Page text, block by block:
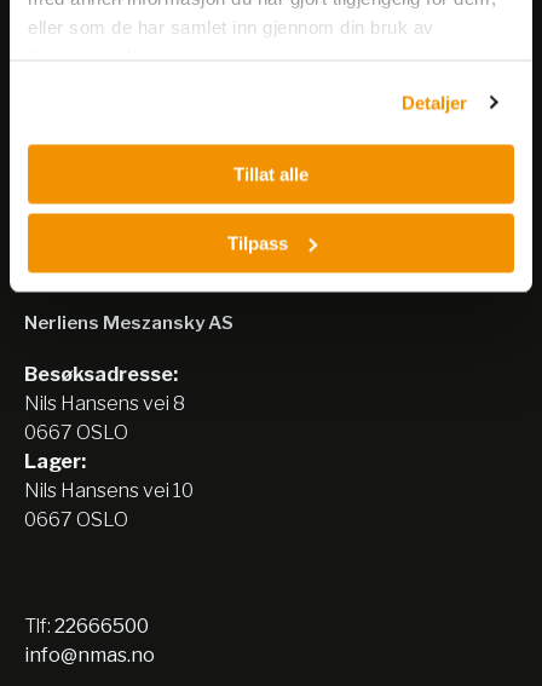
eller som de har samlet inn gjennom din bruk av
Detaljer
Tillat alle
Tilpass
Få informasjon om produkter,
arrangementer og kampanjer.
Nerliens Meszansky AS
Besøksadresse:
Nils Hansens vei 8
0667 OSLO
Lager:
Nils Hansens vei 10
0667 OSLO
Tlf: 22666500
info@nmas.no